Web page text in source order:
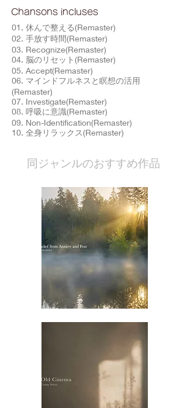
Chansons incluses
01. 休んで整える(Remaster)
02. 手放す時間(Remaster)
03. Recognize(Remaster)
04. 脳のリセット(Remaster)
05. Accept(Remaster)
06. マインドフルネスと瞑想の活用
(Remaster)
07. Investigate(Remaster)
08. 呼吸に意識(Remaster)
09. Non-Identification(Remaster)
10. 全身リラックス(Remaster)
​同ジャンルのおすすめ作品